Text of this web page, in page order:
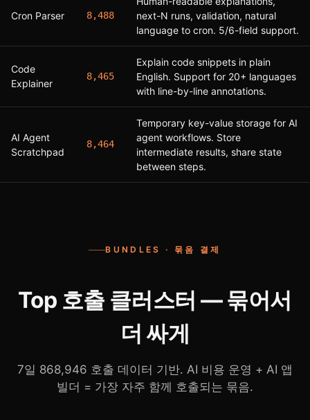
Cron Parser 8,488
next-N runs, validation, natural
language to cron. 5/6-field support.
Code
Explainer
8,465
Explain code snippets in plain
English. Support for 20+ languages
with line-by-line annotations.
AI Agent
Scratchpad
8,464
Temporary key-value storage for AI
agent workflows. Store
intermediate results, share state
between steps.
BUNDLES · 묶음 결제
Top 호출 클러스터 — 묶어서
더 싸게
7일 868,946 호출 데이터 기반. AI 비용 운영 + AI 앱
빌더 = 가장 자주 함께 호출되는 묶음.